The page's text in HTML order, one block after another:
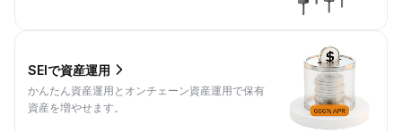
SEIで資産運用
かんたん資産運用とオンチェーン資産運用で保有
資産を増やせます。